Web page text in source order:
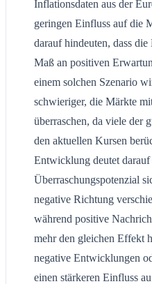
Inflationsdaten aus der
geringen Einfluss auf die
darauf hindeuten, dass
Maß an positiven
einem solchen Szenario
schwieriger, die Märkte
überraschen, da viele der
den aktuellen Kursen
Entwicklung deutet darauf
Überraschungspotenzial
negative Richtung
während positive
mehr den gleichen Effekt
negative Entwicklungen
einen stärkeren Einfluss